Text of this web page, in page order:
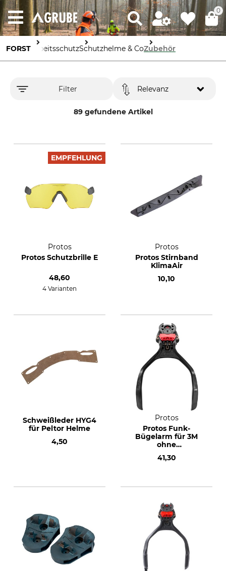
0
FORST ArbeitsschutzSchutzhelme & CoZubehör
Filter
89 gefundene Artikel
Relevanz
EMPFEHLUNG
Protos
Protos Schutzbrille E
48,60
4 Varianten
Protos
Protos Stirnband
KlimaAir
10,10
Schweißleder HYG4
für Peltor Helme
4,50
Protos
Protos Funk-
Bügelarm für 3M
ohne
41,30